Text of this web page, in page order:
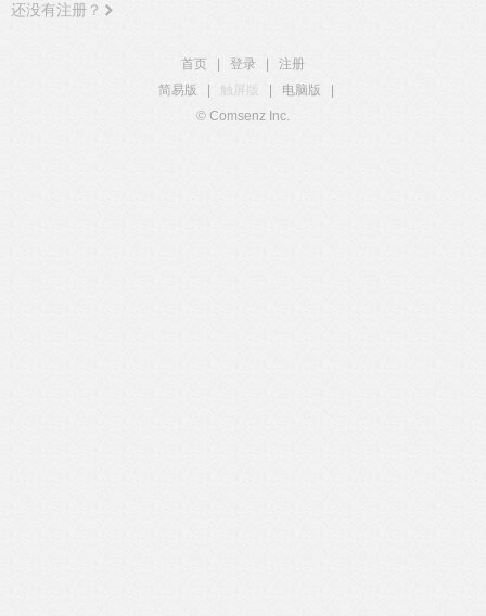
还没有注册？
首页 登录
注册
简易版
触屏版 电脑版
© Comsenz Inc.